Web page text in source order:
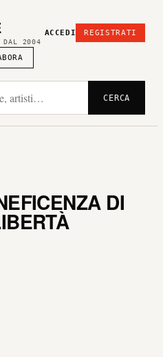
DAL 2004
ACCEDI REGISTRATI
CERCA
DI